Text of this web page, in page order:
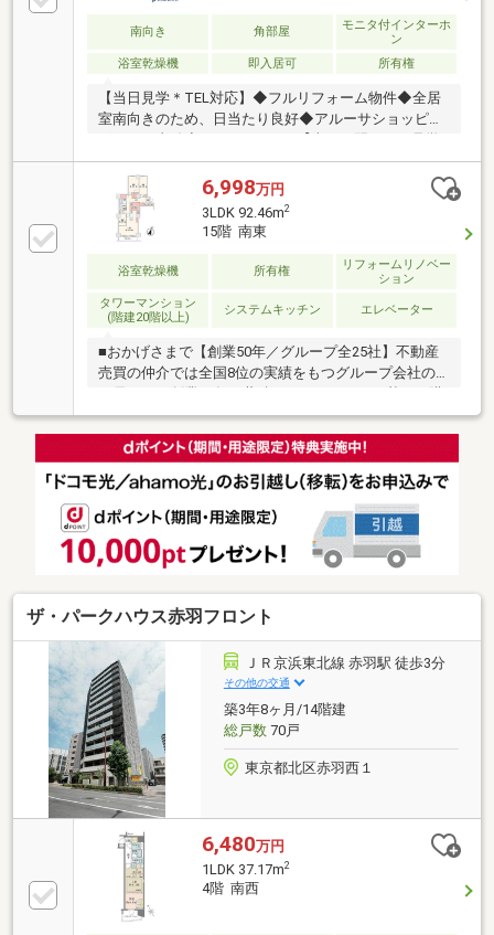
南向き 角部屋
モニタ付インターホ
ン
浴室乾燥機
即入居可 所有権
【当日見学＊TEL対応】◆フルリフォーム物件◆全居
室南向きのため、日当たり良好◆アルーサショッピン
グモール直結◆3LDK・86.64㎡【当日・翌日のご見学
希望のお客様はお電話でご予約ください】◆フリーダ
イヤル ０１２０－８５４―３７４【東宝ハウス新都
心 限定キャンペーン】◆最大5000円分のギフトカー
ドをプレゼント！ ＊ご来店アンケートにご協力くだ
さい【東宝ハウス新都心 クラブ会員の特典】◆最優
遇金利０．８３％～ 豊富な提携ローン◆飲食店・ホ
テルの会員優待・割引価格◆24時間365日 かけつけ
サポート
6,998万円
3LDK 92.46m2
15階 南東
浴室乾燥機 所有権
リフォームリノベー
ション
タワーマンション
(階建20階以上)
システムキッチン エレベーター
■おかげさまで【創業50年／グループ全25社】不動産
売買の仲介では全国8位の実績をもつグループ会社の
一員です！創業50年の蓄積されたノウハウを基にご購
入・ご売却・お買替え全てをサポート致します■東宝
ハウスNEXTアフターサポート専門のグループ会社。
ライフパートナー（FP資格）が住まいの問題点や暮ら
しの不安を解消します■東宝ハウスフィナンシャル不
が更に充実したオリジナル提携住宅ローンをお届けし
ます■未来カレンダー東宝ハウス独自開発ライフシミ
ュレーションソフト。ローン完済まで家計収支を視え
ザ・パークハウス赤羽フロント
ＪＲ京浜東北線 赤羽駅 徒歩3分
その他の交通
築3年8ヶ月/14階建
総戸数70戸
東京都北区赤羽西１
6,480万円
1LDK 37.17m2
4階 南西